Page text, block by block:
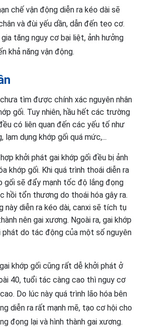
chế vận động diễn ra kéo dài sẽ
và đùi yếu dần, dẫn đến teo cơ.
tăng nguy cơ bại liệt, ảnh hưởng
khả năng vận động.
tìm được chính xác nguyên nhân
gối. Tuy nhiên, hầu hết các trường
có liên quan đến các yếu tố như
lạm dụng khớp gối quá mức,...
khởi phát gai khớp gối đều bị ảnh
khớp gối. Khi quá trình thoái diễn ra
gối sẽ đẩy mạnh tốc độ lắng đọng
hồi tổn thương do thoái hóa gây ra.
này diễn ra kéo dài, canxi sẽ tích tụ
nên gai xương. Ngoài ra, gai khớp
do tác động của một số nguyên
khớp gối cũng rất dễ khởi phát ở
40, tuổi tác càng cao thì nguy cơ
Do lúc này quá trình lão hóa bên
diễn ra rất mạnh mẽ, tạo cơ hội cho
đọng lại và hình thành gai xương.